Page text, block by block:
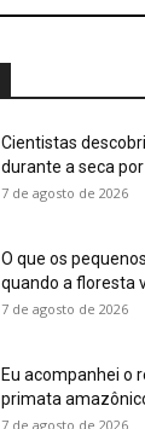
Saracura distribui
7 de agosto de 2026
7 de agosto de 2026